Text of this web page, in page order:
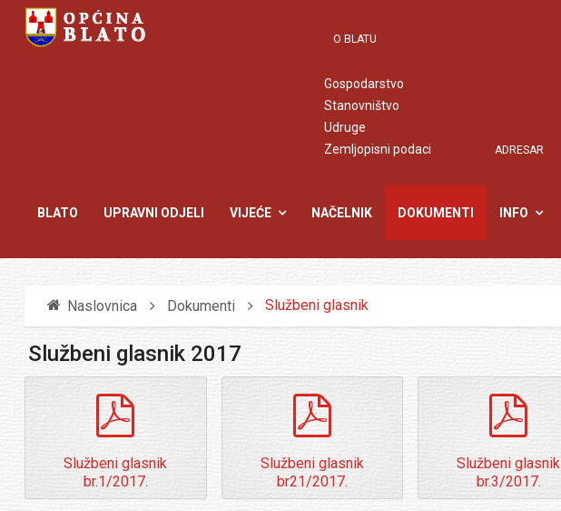
O BLATU
Gospodarstvo
Stanovništvo
Udruge
Zemljopisni podaci
ADRESAR
BLATO UPRAVNI ODJELI VIJEĆE NAČELNIK DOKUMENTI INFO
Naslovnica Dokumenti Službeni glasnik
Službeni glasnik 2017
Službeni glasnik
br.1/2017.
Službeni glasnik
br21/2017.
Službeni glasnik
br.3/2017.